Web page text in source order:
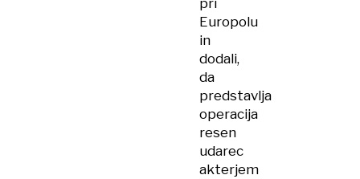
pri
Europolu
in
dodali,
da
predstavlja
operacija
resen
udarec
akterjem